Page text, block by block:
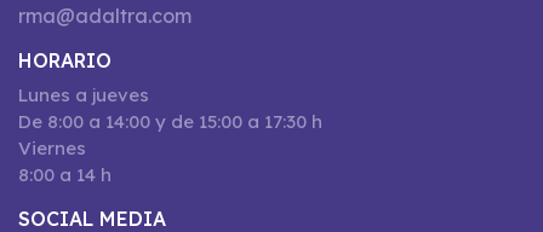
rma@adaltra.com
HORARIO
Lunes a jueves
De 8:00 a 14:00 y de 15:00 a 17:30 h
Viernes
8:00 a 14 h
SOCIAL MEDIA